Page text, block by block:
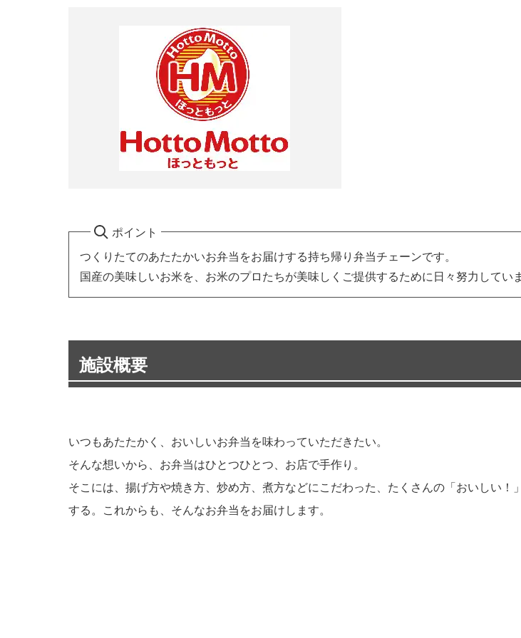
ポイント
つくりたてのあたたかいお弁当をお届けする持ち帰り弁当チェーンです。
国産の美味しいお米を、お米のプロたちが美味しくご提供するために日々努力していま
施設概要
いつもあたたかく、おいしいお弁当を味わっていただきたい。
そんな想いから、お弁当はひとつひとつ、お店で手作り。
そこには、揚げ方や焼き方、炒め方、煮方などにこだわった、たくさんの「おいしい！
する。これからも、そんなお弁当をお届けします。